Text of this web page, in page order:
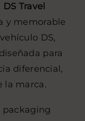
DS Travel
y memorable
DS,
para
diferencial,
la marca.
packaging